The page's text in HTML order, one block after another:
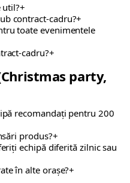
util?+
contract-cadru?+
toate evenimentele
cadru?+
party,
recomandați pentru 200
produs?+
echipă diferită zilnic sau
în alte orașe?+